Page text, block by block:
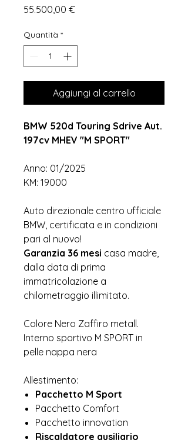
55.500,00 €Prezzo
Quantità *
Aggiungi al carrello
BMW 520d Touring Sdrive Aut.
197cv MHEV "M SPORT"
Anno: 01/2025
KM: 19000
Auto direzionale centro ufficiale
BMW, certificata e in condizioni
pari al nuovo!
Garanzia 36 mesi casa madre,
dalla data di prima
immatricolazione a
chilometraggio illimitato.
Colore Nero Zaffiro metall.
Interno sportivo M SPORT in
pelle nappa nera
Allestimento:
Pacchetto M Sport
Pacchetto Comfort
Pacchetto innovation
Riscaldatore ausiliario